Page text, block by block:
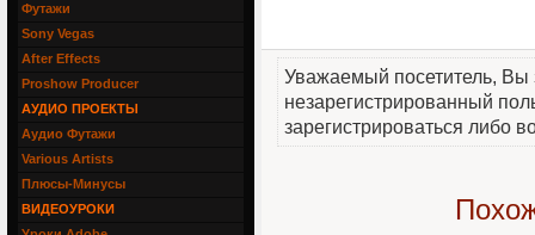
Уважаемый посетитель, Вы
незарегистрированный
зарегистрироваться либо
Футажи
Sony Vegas
After Effects
Proshow Producer
АУДИО ПРОЕКТЫ
Аудио Футажи
Various Artists
Плюсы-Минусы
ВИДЕОУРОКИ